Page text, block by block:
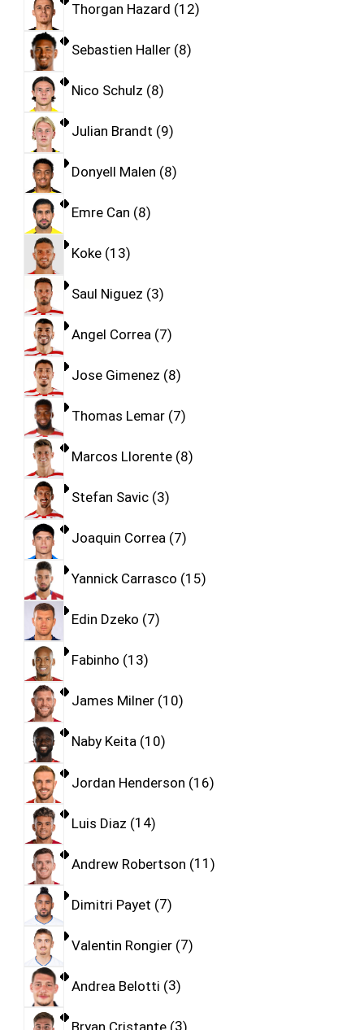
Thorgan Hazard 12
Sebastien Haller 8
Nico Schulz 8
Julian Brandt 9
Donyell Malen 8
Emre Can 8
Koke 13
Saul Niguez 3
Angel Correa 7
Jose Gimenez 8
Thomas Lemar 7
Marcos Llorente 8
Stefan Savic 3
Joaquin Correa 7
Yannick Carrasco 15
Edin Dzeko 7
Fabinho 13
James Milner 10
Naby Keita 10
Jordan Henderson 16
Luis Diaz 14
Andrew Robertson 11
Dimitri Payet 7
Valentin Rongier 7
Andrea Belotti 3
Bryan Cristante 3